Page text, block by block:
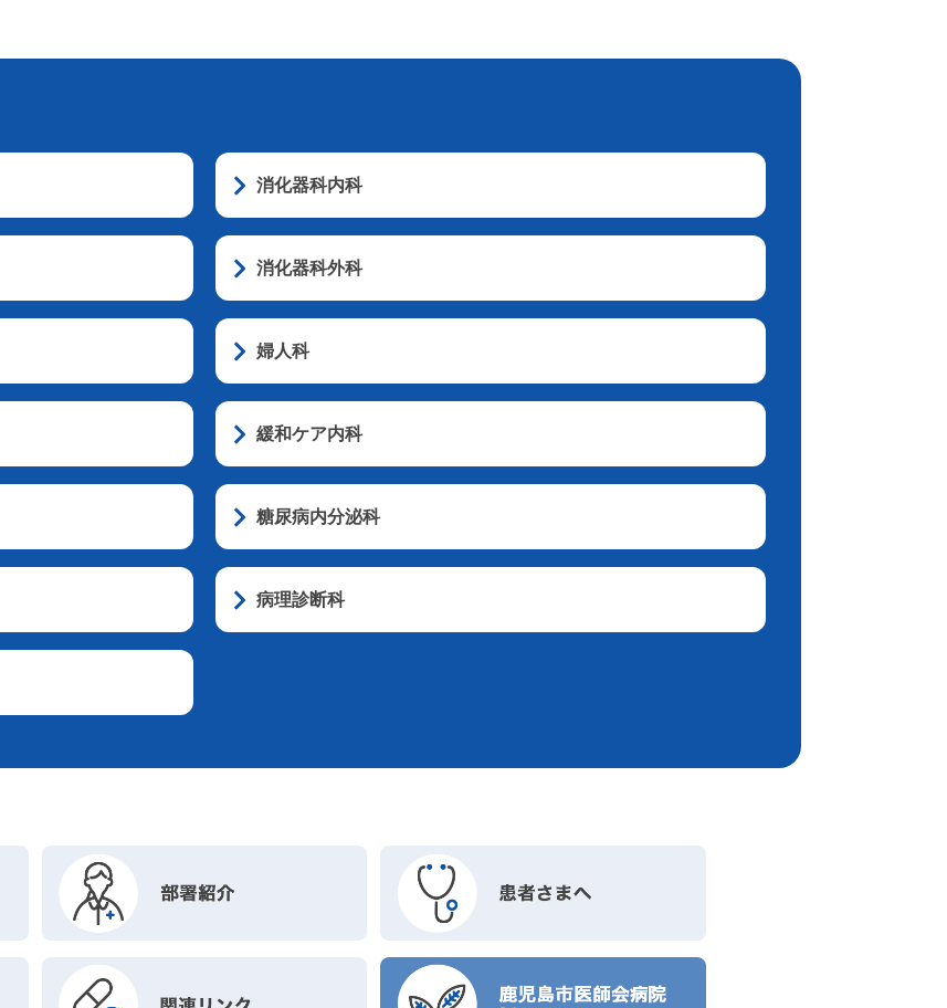
消化器科内科
消化器科外科
婦人科
緩和ケア内科
糖尿病内分泌科
病理診断科